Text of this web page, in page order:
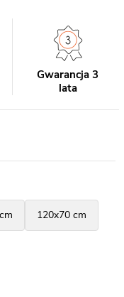
Gwarancja 3
lata